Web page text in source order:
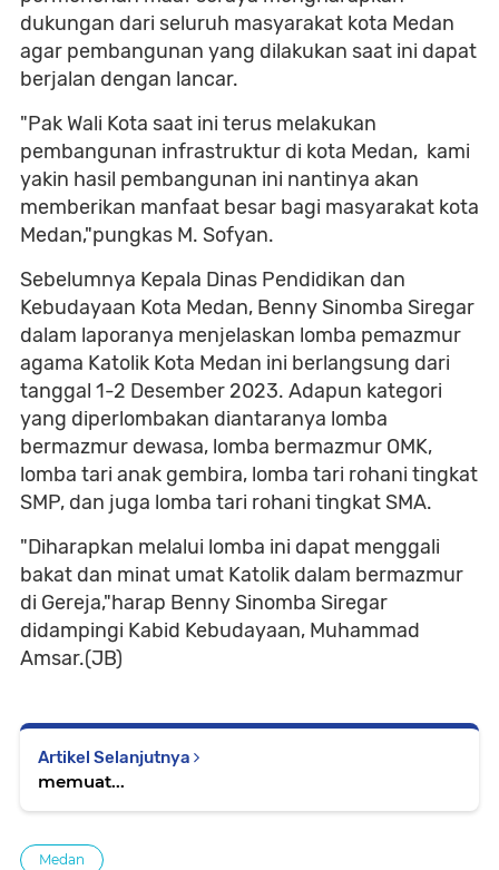
dukungan dari seluruh masyarakat kota Medan
agar pembangunan yang dilakukan saat ini dapat
berjalan dengan lancar.
"Pak Wali Kota saat ini terus melakukan
pembangunan infrastruktur di kota Medan, kami
yakin hasil pembangunan ini nantinya akan
memberikan manfaat besar bagi masyarakat kota
Medan,"pungkas M. Sofyan.
Sebelumnya Kepala Dinas Pendidikan dan
Kebudayaan Kota Medan, Benny Sinomba Siregar
dalam laporanya menjelaskan lomba pemazmur
agama Katolik Kota Medan ini berlangsung dari
tanggal 1-2 Desember 2023. Adapun kategori
yang diperlombakan diantaranya lomba
bermazmur dewasa, lomba bermazmur OMK,
lomba tari anak gembira, lomba tari rohani tingkat
SMP, dan juga lomba tari rohani tingkat SMA.
"Diharapkan melalui lomba ini dapat menggali
bakat dan minat umat Katolik dalam bermazmur
di Gereja,"harap Benny Sinomba Siregar
didampingi Kabid Kebudayaan, Muhammad
Amsar.(JB)
Artikel Selanjutnya
memuat...
Medan